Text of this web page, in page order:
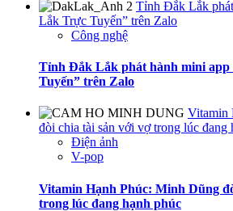
Tỉnh Đắk Lắk
Lắk Trực Tuyến” trên Zalo
Công nghệ
Tỉnh Đắk Lắk phát hành mini
Tuyến” trên Zalo
Vitamin
đòi chia tài sản với vợ trong lúc đang
Điện ảnh
V-pop
Vitamin Hạnh Phúc: Minh Dũng
trong lúc đang hạnh phúc